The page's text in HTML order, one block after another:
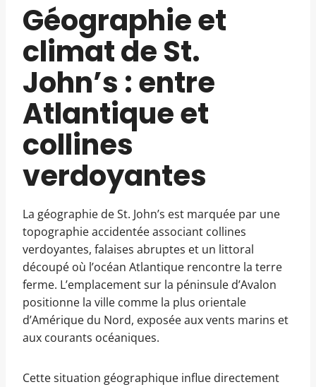
Géographie et
climat de St.
John’s : entre
Atlantique et
collines
verdoyantes
La géographie de St. John’s est marquée par une
topographie accidentée associant collines
verdoyantes, falaises abruptes et un littoral
découpé où l’océan Atlantique rencontre la terre
ferme. L’emplacement sur la péninsule d’Avalon
positionne la ville comme la plus orientale
d’Amérique du Nord, exposée aux vents marins et
aux courants océaniques.
Cette situation géographique influe directement